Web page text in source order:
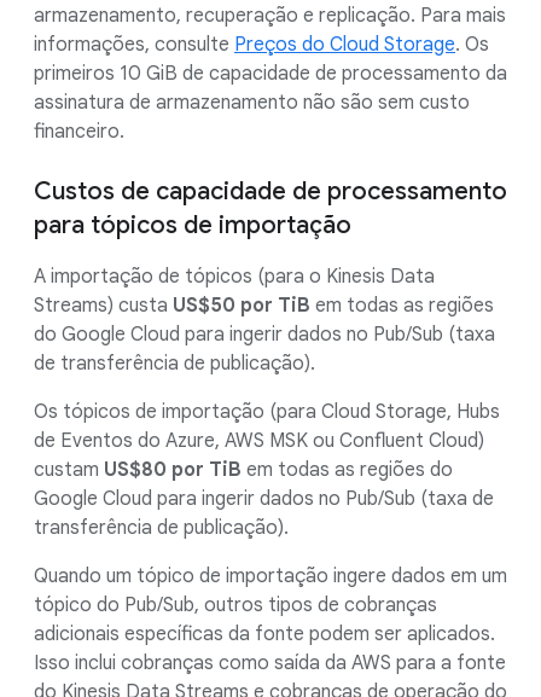
armazenamento, recuperação e replicação. Para mais
informações, consulte Preços do Cloud Storage. Os
primeiros 10 GiB de capacidade de processamento da
assinatura de armazenamento não são sem custo
financeiro.
Custos de capacidade de processamento
para tópicos de importação
A importação de tópicos (para o Kinesis Data
Streams) custa US$50 por TiB em todas as regiões
do Google Cloud para ingerir dados no Pub/Sub (taxa
de transferência de publicação).
Os tópicos de importação (para Cloud Storage, Hubs
de Eventos do Azure, AWS MSK ou Confluent Cloud)
custam US$80 por TiB em todas as regiões do
Google Cloud para ingerir dados no Pub/Sub (taxa de
transferência de publicação).
Quando um tópico de importação ingere dados em um
tópico do Pub/Sub, outros tipos de cobranças
adicionais específicas da fonte podem ser aplicados.
Isso inclui cobranças como saída da AWS para a fonte
do Kinesis Data Streams e cobranças de operação do